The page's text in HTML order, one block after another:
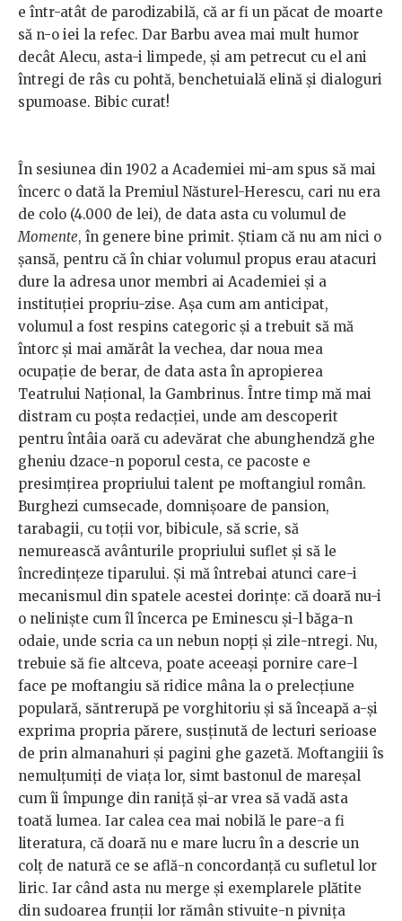
e într-atât de parodizabilă, că ar fi un păcat de moarte
să n-o iei la refec. Dar Barbu avea mai mult humor
decât Alecu, asta-i limpede, și am petrecut cu el ani
întregi de râs cu pohtă, benchetuială elină și dialoguri
spumoase. Bibic curat!
În sesiunea din 1902 a Academiei mi-am spus să mai
încerc o dată la Premiul Năsturel-Herescu, cari nu era
de colo (4.000 de lei), de data asta cu volumul de
Momente, în genere bine primit. Știam că nu am nici o
șansă, pentru că în chiar volumul propus erau atacuri
dure la adresa unor membri ai Academiei și a
instituției propriu-zise. Așa cum am anticipat,
volumul a fost respins categoric și a trebuit să mă
întorc și mai amărât la vechea, dar noua mea
ocupație de berar, de data asta în apropierea
Teatrului Național, la Gambrinus. Între timp mă mai
distram cu poșta redacției, unde am descoperit
pentru întâia oară cu adevărat che abunghendză ghe
gheniu dzace-n poporul cesta, ce pacoste e
presimțirea propriului talent pe moftangiul român.
Burghezi cumsecade, domnișoare de pansion,
tarabagii, cu toții vor, bibicule, să scrie, să
nemurească avânturile propriului suflet și să le
încredințeze tiparului. Și mă întrebai atunci care-i
mecanismul din spatele acestei dorințe: că doară nu-i
o neliniște cum îl încerca pe Eminescu și-l băga-n
odaie, unde scria ca un nebun nopți și zile-ntregi. Nu,
trebuie să fie altceva, poate aceeași pornire care-l
face pe moftangiu să ridice mâna la o prelecțiune
populară, săntrerupă pe vorghitoriu și să înceapă a-și
exprima propria părere, susținută de lecturi serioase
de prin almanahuri și pagini ghe gazetă. Moftangiii îs
nemulțumiți de viața lor, simt bastonul de mareșal
cum îi împunge din raniță și-ar vrea să vadă asta
toată lumea. Iar calea cea mai nobilă le pare-a fi
literatura, că doară nu e mare lucru în a descrie un
colț de natură ce se află-n concordanță cu sufletul lor
liric. Iar când asta nu merge și exemplarele plătite
din sudoarea frunții lor rămân stivuite-n pivnița